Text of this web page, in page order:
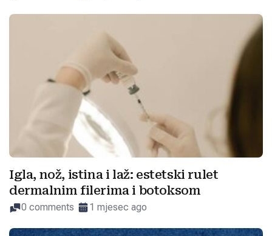
Igla, nož, istina i laž: estetski rulet
dermalnim filerima i botoksom
0 comments 1 mjesec ago